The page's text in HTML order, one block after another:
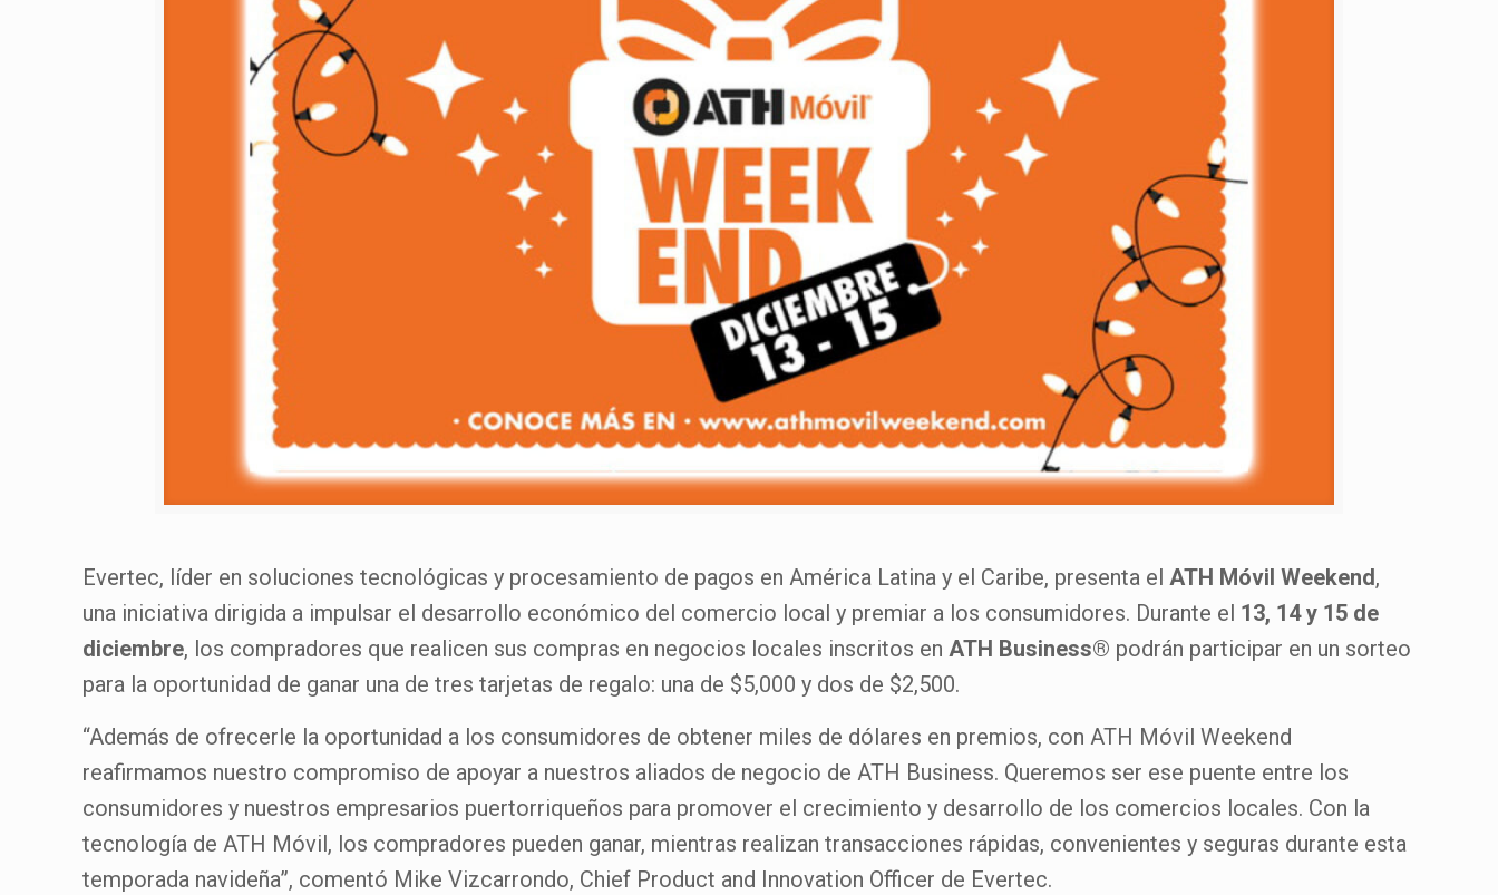
Evertec, líder en soluciones tecnológicas y procesamiento de pagos en América Latina y el Caribe, presenta elATH Móvil Weekend,
una iniciativa dirigida a impulsar el desarrollo económico del comercio local y premiar a los consumidores. Durante el 13, 14 y 15 de
diciembre, los compradores que realicen sus compras en negocios locales inscritos enATH Business® podrán participar en un sorteo
para la oportunidad de ganar una de tres tarjetas de regalo: una de $5,000 y dos de $2,500.
“Además de ofrecerle la oportunidad a los consumidores de obtener miles de dólares en premios, con ATH Móvil Weekend
reafirmamos nuestro compromiso de apoyar a nuestros aliados de negocio de ATH Business. Queremos ser ese puente entre los
consumidores y nuestros empresarios puertorriqueños para promover el crecimiento y desarrollo de los comercios locales. Con la
tecnología de ATH Móvil, los compradores pueden ganar, mientras realizan transacciones rápidas, convenientes y seguras durante esta
temporada navideña”, comentó Mike Vizcarrondo, Chief Product and Innovation Officer de Evertec.